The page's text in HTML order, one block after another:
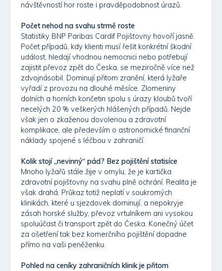
návštěvností hor roste i pravděpodobnost úrazů.
Počet nehod na svahu strmě roste
Statistiky BNP Paribas Cardif Pojišťovny hovoří jasně.
Počet případů, kdy klienti musí řešit konkrétní škodní
událost, hledají vhodnou nemocnici nebo potřebují
zajistit převoz zpět do Česka, se meziročně více než
zdvojnásobil. Dominují přitom zranění, která lyžaře
vyřadí z provozu na dlouhé měsíce. Zlomeniny
dolních a horních končetin spolu s úrazy kloubů tvoří
necelých 20 % veškerých hlášených případů. Nejde
však jen o zkaženou dovolenou a zdravotní
komplikace, ale především o astronomické finanční
náklady spojené s léčbou v zahraničí.
Kolik stojí „nevinný“ pád? Bez pojištění statisíce
Mnoho lyžařů stále žije v omylu, že je kartička
zdravotní pojišťovny na svahu plně ochrání. Realita je
však drahá. Průkaz totiž neplatí v soukromých
klinikách, které u sjezdovek dominují, a nepokryje
zásah horské služby, převoz vrtulníkem ani vysokou
spoluúčast či transport zpět do Česka. Konečný účet
za ošetření tak bez komerčního pojištění dopadne
přímo na vaši peněženku.
Pohled na ceníky zahraničních klinik je přitom